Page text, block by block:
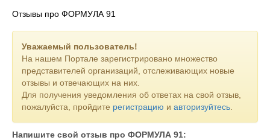
Отзывы про ФОРМУЛА 91
Уважаемый пользователь!
На нашем Портале зарегистрировано множество
представителей организаций, отслеживающих новые
отзывы и отвечающих на них.
Для получения уведомления об ответах на свой отзыв,
пожалуйста, пройдите регистрацию и авторизуйтесь
Напишите свой отзыв про ФОРМУЛА 91: